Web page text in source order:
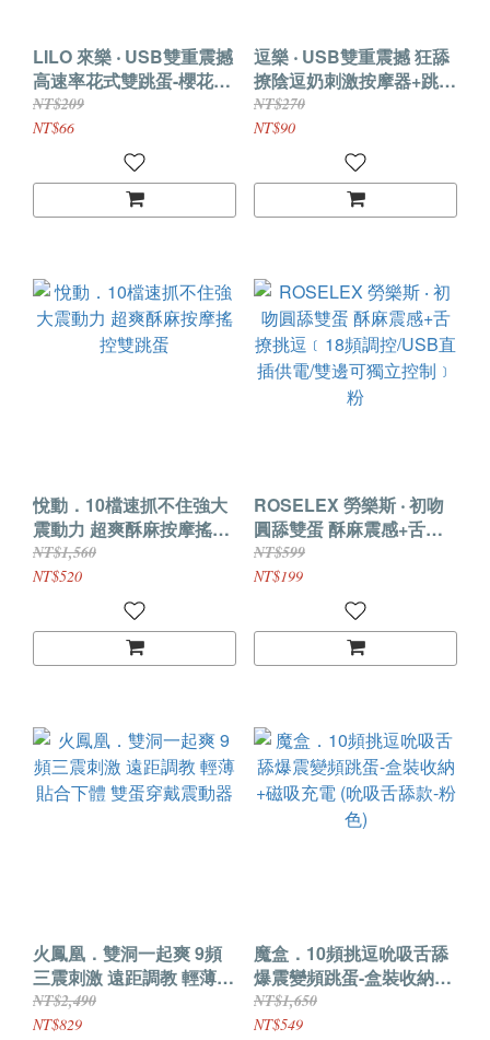
LILO 來樂 ‧ USB雙重震撼
高速率花式雙跳蛋-櫻花粉
﹝即插即用快感跳蛋﹞自
慰調情兩相宜
NT$209
NT$66
逗樂 ‧ USB雙重震撼 狂舔
撩陰逗奶刺激按摩器+跳
蛋-櫻花粉﹝即插即用自慰
調情兩相宜﹞
NT$270
NT$90
悅動．10檔速抓不住強大
震動力 超爽酥麻按摩搖控
雙跳蛋
NT$1,560
NT$520
ROSELEX 勞樂斯 ‧ 初吻
圓舔雙蛋 酥麻震感+舌撩
挑逗﹝18頻調控/USB直插
供電/雙邊可獨立控制﹞粉
NT$599
NT$199
火鳳凰．雙洞一起爽 9頻
三震刺激 遠距調教 輕薄貼
合下體 雙蛋穿戴震動器
NT$2,490
NT$829
魔盒．10頻挑逗吮吸舌舔
爆震變頻跳蛋-盒裝收納
+磁吸充電 (吮吸舌舔款-粉
色)
NT$1,650
NT$549